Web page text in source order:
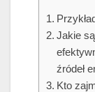
Jakie
źródeł
Kto